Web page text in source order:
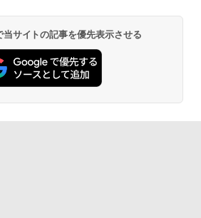
サイトの記事を優先表示させる